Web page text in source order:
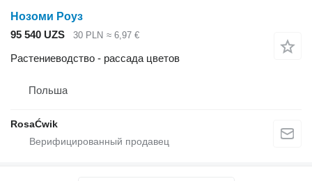
Нозоми Роуз
95 540 UZS
30 PLN ≈ 6,97 €
Растениеводство - рассада цветов
Польша
RosaĆwik